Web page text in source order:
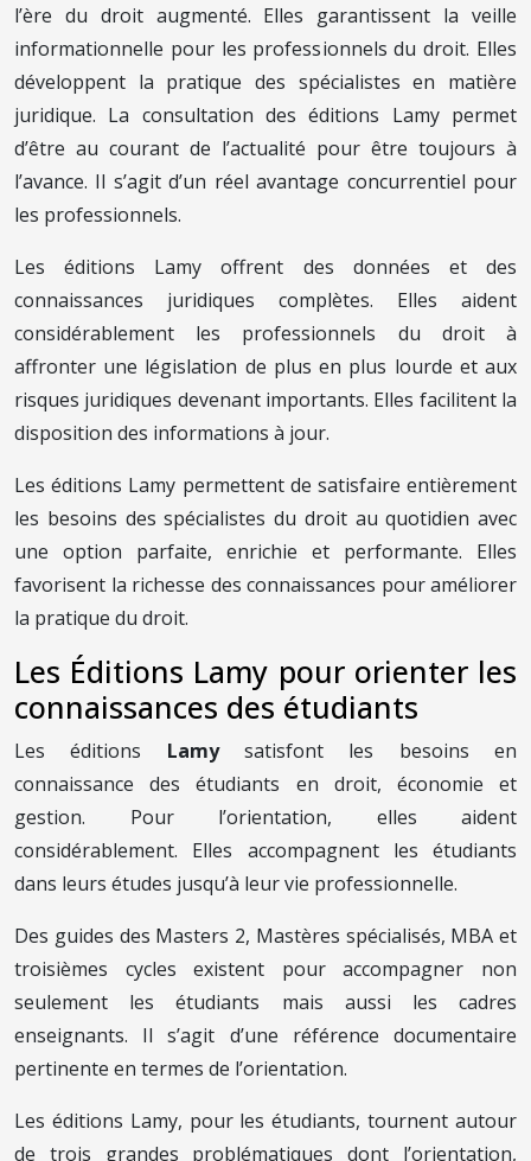
l’ère du droit augmenté. Elles garantissent la veille
informationnelle pour les professionnels du droit. Elles
développent la pratique des spécialistes en matière
juridique. La consultation des éditions Lamy permet
d’être au courant de l’actualité pour être toujours à
l’avance. Il s’agit d’un réel avantage concurrentiel pour
les professionnels.
Les éditions Lamy offrent des données et des
connaissances juridiques complètes. Elles aident
considérablement les professionnels du droit à
affronter une législation de plus en plus lourde et aux
risques juridiques devenant importants. Elles facilitent la
disposition des informations à jour.
Les éditions Lamy permettent de satisfaire entièrement
les besoins des spécialistes du droit au quotidien avec
une option parfaite, enrichie et performante. Elles
favorisent la richesse des connaissances pour améliorer
la pratique du droit.
Les Éditions Lamy pour orienter les
connaissances des étudiants
Les éditions Lamysatisfont les besoins en
connaissance des étudiants en droit, économie et
gestion. Pour l’orientation, elles aident
considérablement. Elles accompagnent les étudiants
dans leurs études jusqu’à leur vie professionnelle.
Des guides des Masters 2, Mastères spécialisés, MBA et
troisièmes cycles existent pour accompagner non
seulement les étudiants mais aussi les cadres
enseignants. Il s’agit d’une référence documentaire
pertinente en termes de l’orientation.
Les éditions Lamy, pour les étudiants, tournent autour
de trois grandes problématiques dont l’orientation,